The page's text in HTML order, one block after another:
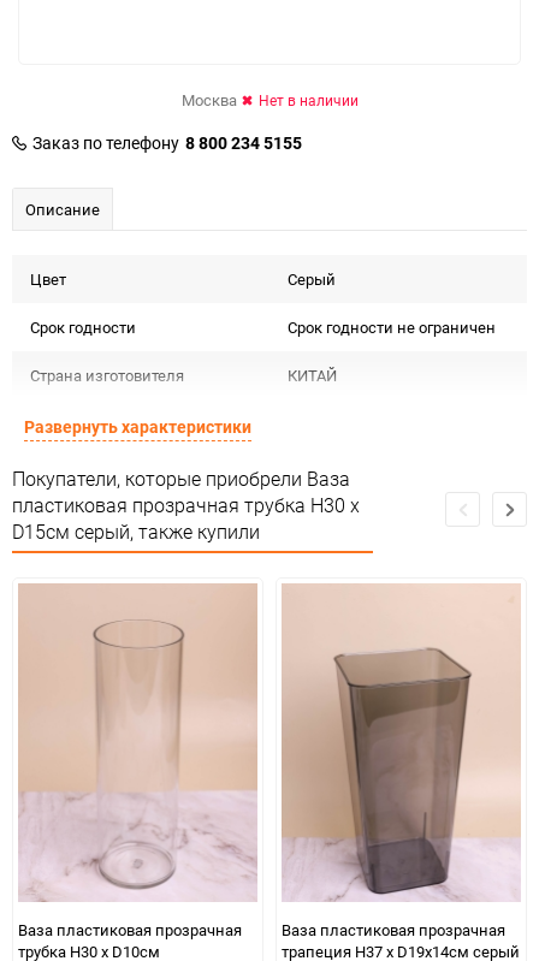
Москва Нет в наличии
Заказ по телефону 8 800 234 5155
Описание
Цвет Серый
Срок годности Срок годности не ограничен
Страна изготовителя КИТАЙ
Предназначение товара
Сертификация Не подлежит сертификации
Особые условия Особых условий не требует
Количество в коробке
Развернуть характеристики
Покупатели, которые приобрели Ваза
пластиковая прозрачная трубка H30 х
D15см серый, также купили
Ваза пластиковая прозрачная
трубка H30 х D10см
Ваза пластиковая прозрачная
трапеция H37 х D19х14см серый